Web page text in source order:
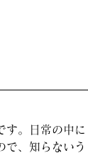
す。日常の中に
で、知らないう